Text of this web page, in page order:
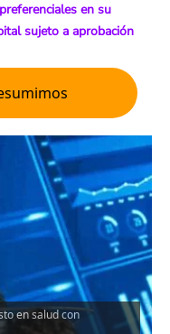
en su
sujeto a aprobación
en salud con